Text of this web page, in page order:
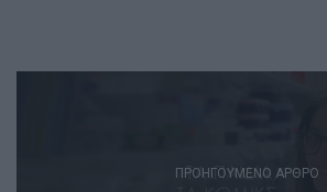
Post
ΠΡΟΗΓΟΎΜΕΝΟ ΆΡΘΡΟ